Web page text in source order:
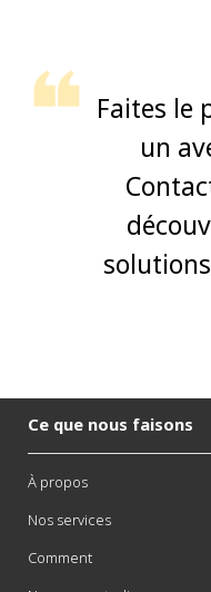
Faites le
un
Ce que nous faisons
À propos
Nos services
Comment